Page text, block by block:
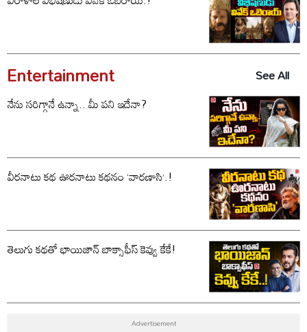
Entertainment
See All
నేను సరిగ్గానే ఉన్నా.. మీ పని ఇదేనా?
వీరనాటు కథ ఊరనాటు కథనం ‘వారణాసి’.!
తెలుగు కథతో భాయిజాన్ బాక్సాఫీస్ కెవ్వు కేకే!